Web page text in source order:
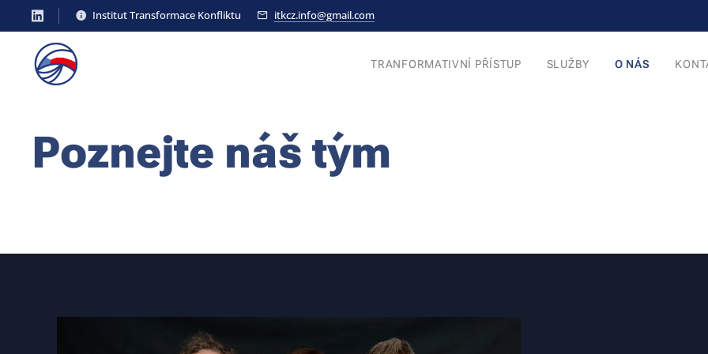
Institut Transformace Konfliktu itkcz.info@gmail.com
TRANFORMATIVNÍ PŘÍSTUP SLUŽBY O NÁS
Poznejte náš tým